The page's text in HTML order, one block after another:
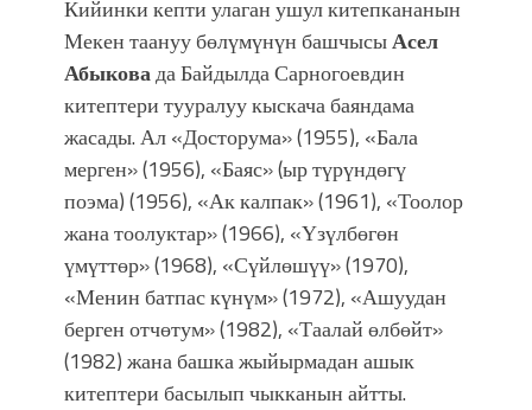
Кийинки кепти улаган ушул китепкананын
Мекен таануу бөлүмүнүн башчысыАсел
Абыковада Байдылда Сарногоевдин
китептери тууралуу кыскача баяндама
жасады. Ал «Досторума» (1955), «Бала
мерген» (1956), «Баяс» (ыр түрүндөгү
поэма) (1956), «Ак калпак» (1961), «Тоолор
жана тоолуктар» (1966), «Үзүлбөгөн
үмүттөр» (1968), «Сүйлөшүү» (1970),
«Менин батпас күнүм» (1972), «Ашуудан
берген отчөтум» (1982), «Таалай өлбөйт»
(1982) жана башка жыйырмадан ашык
китептери басылып чыкканын айтты.